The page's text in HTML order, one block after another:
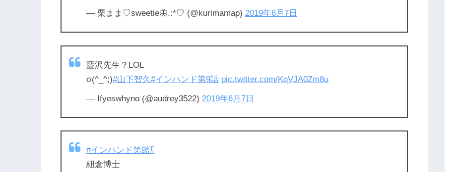
— 栗まま♡sweetie🦋.:*♡ (@kurimamap) 2019年6月7日
藍沢先生？LOL
σ(^_^;)#山下智久 #インハンド第9話 pic.twitter.com/KqVJA0Zm8u
— Ifyeswhyno (@audrey3522) 2019年6月7日
#インハンド第9話
紐倉博士